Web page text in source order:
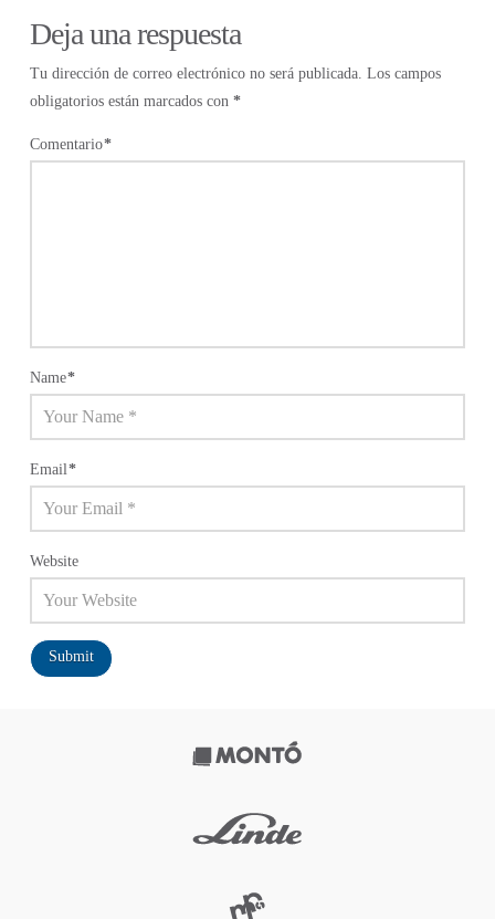
Deja una respuesta
Tu dirección de correo electrónico no será publicada. Los campos
obligatorios están marcados con *
Comentario*
Name*
Email*
Website